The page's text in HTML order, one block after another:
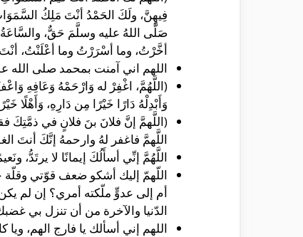
فِيهِنَّ، ولَكَ الحَمْدُ أنْتَ مَلِكُ
صَلَّى اللهُ عليه وسلَّمَ حَقٌّ،
أخَّرْتُ، وما أسْرَرْتُ وما أعْلَنْتُ، أنْتَ
اللهم اني آمنت بمحمد صلى الله
(اللَّهُمَّ، اغْفِرْ له وَارْحَمْهُ وَعَافِهِ
وَأَبْدِلْهُ دَارًا خَيْرًا مِن دَارِهِ، وَأَهْلًا
(اللَّهمَّ إنَّ فلانَ بنَ فلانٍ في ذمَّتِكَ
اللَّهمَّ فاغفر لهُ وارحمهُ إنَّكَ أنتَ
اللَّهُمَّ إنِّي أسأَلُكَ إيمانًا لا يرتَدُّ،
اللّهمّ إليك أشكو ضعف قوّتي وقلّة
أم إلى عدوٍّ ملّكته أمري؟ إن لم
الدّنيا والآخرة من أن تنزل بي
اللهم إني أسألك يا فارج الهم،